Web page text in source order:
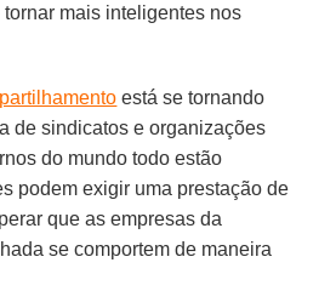
mais inteligentes nos
está se tornando
de sindicatos e organizações
do mundo todo estão
podem exigir uma prestação de
que as empresas da
se comportem de maneira